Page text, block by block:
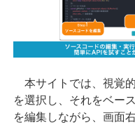
本サイトでは、視覚
を選択し、それをベー
を編集しながら、画面